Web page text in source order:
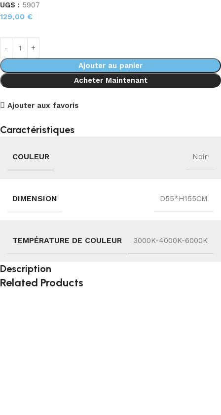
UGS : 5907
129,00 €
Ajouter au panier
Acheter Maintenant
Ajouter aux favoris
Caractéristiques
COULEUR Noir
DIMENSION D55*H155CM
TEMPÉRATURE DE COULEUR 3000K-4000K-6000K
Description
Related Products